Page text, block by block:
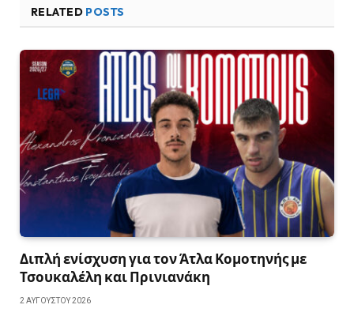
RELATED POSTS
Διπλή ενίσχυση για τον Άτλα Κομοτηνής με
Τσουκαλέλη και Πρινιανάκη
2 ΑΥΓΟΎΣΤΟΥ 2026